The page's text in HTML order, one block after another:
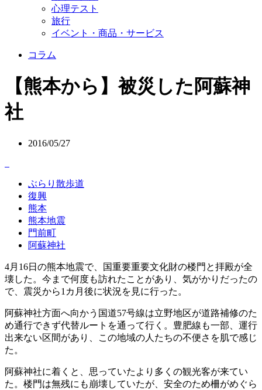
心理テスト
旅行
イベント・商品・サービス
コラム
【熊本から】被災した阿蘇神
社
2016/05/27
ぶらり散歩道
復興
熊本
熊本地震
門前町
阿蘇神社
4月16日の熊本地震で、国重要重要文化財の楼門と拝殿が全
壊した。今まで何度も訪れたことがあり、気がかりだったの
で、震災から1カ月後に状況を見に行った。
阿蘇神社方面へ向かう国道57号線は立野地区が道路補修のた
め通行できず代替ルートを通って行く。豊肥線も一部、運行
出来ない区間があり、この地域の人たちの不便さを肌で感じ
た。
阿蘇神社に着くと、思っていたより多くの観光客が来てい
た。楼門は無残にも崩壊していたが、安全のため柵がめぐら